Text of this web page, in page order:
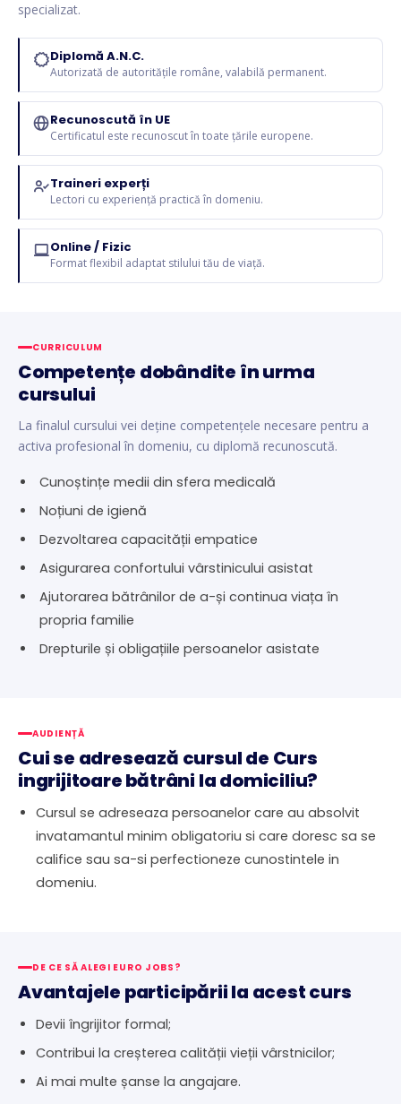
specializat.
Diplomă A.N.C.
Autorizată de autoritățile române, valabilă permanent.
Recunoscută în UE
Certificatul este recunoscut în toate țările europene.
Traineri experți
Lectori cu experiență practică în domeniu.
Online / Fizic
Format flexibil adaptat stilului tău de viață.
CURRICULUM
Competențe dobândite în urma
cursului
La finalul cursului vei deține competențele necesare pentru a
activa profesional în domeniu, cu diplomă recunoscută.
Cunoștințe medii din sfera medicală
Noțiuni de igienă
Dezvoltarea capacității empatice
Asigurarea confortului vârstinicului asistat
Ajutorarea bătrânilor de a-și continua viața în
propria familie
Drepturile și obligațiile persoanelor asistate
AUDIENȚĂ
Cui se adresează cursul de Curs
ingrijitoare bătrâni la domiciliu?
Cursul se adreseaza persoanelor care au absolvit
invatamantul minim obligatoriu si care doresc sa se
califice sau sa-si perfectioneze cunostintele in
domeniu.
DE CE SĂ ALEGI EURO JOBS?
Avantajele participării la acest curs
Devii îngrijitor formal;
Contribui la creșterea calității vieții vârstnicilor;
Ai mai multe șanse la angajare.